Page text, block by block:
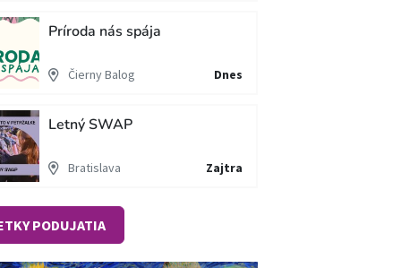
Príroda nás spája
Čierny Balog Dnes
Letný SWAP
Bratislava Zajtra
PODUJATIA